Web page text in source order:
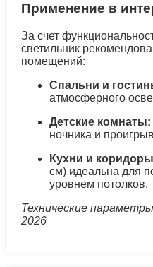
Применение в
За счет
светильник
помещений:
Спальни и
атмосферного
Детские комнаты:
ночника и
Кухни и
см) идеальна для
уровнем потолков.
Технические
2026